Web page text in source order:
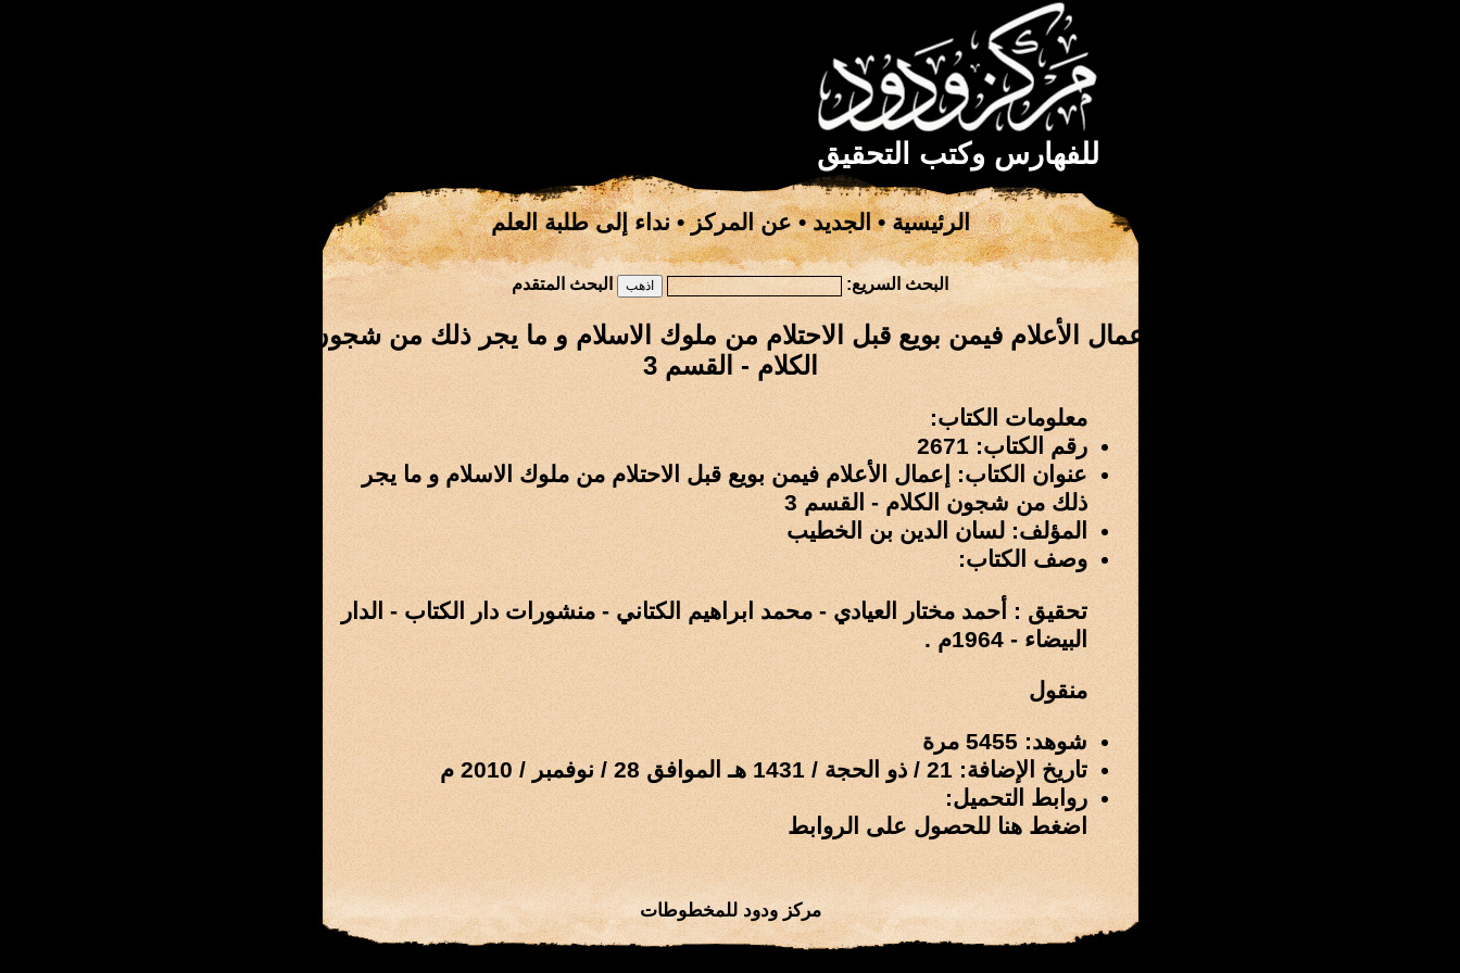
للفهارس وكتب التحقيق
الرئيسية•الجديد•عن المركز•نداء إلى طلبة العلم
البحث السريع: البحث المتقدم
إعمال الأعلام فيمن بويع قبل الاحتلام من ملوك الاسلام و ما يجر ذلك من شجون
الكلام - القسم 3
معلومات الكتاب:
رقم الكتاب: 2671
عنوان الكتاب: إعمال الأعلام فيمن بويع قبل الاحتلام من ملوك الاسلام و ما يجر
ذلك من شجون الكلام - القسم 3
المؤلف: لسان الدين بن الخطيب
وصف الكتاب:
تحقيق : أحمد مختار العيادي - محمد ابراهيم الكتاني - منشورات دار الكتاب - الدار
البيضاء - 1964م .
منقول
شوهد: 5455 مرة
تاريخ الإضافة: 21 / ذو الحجة / 1431 هـ الموافق 28 / نوفمبر / 2010 م
روابط التحميل:
اضغط هنا للحصول على الروابط
مركز ودود للمخطوطات